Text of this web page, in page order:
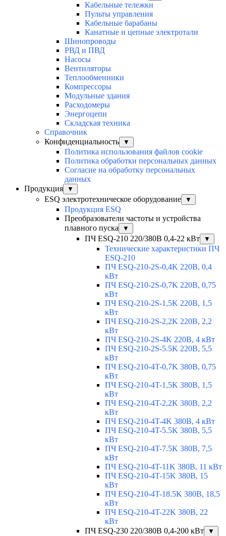
Кабельные тележки
Пульты управления
Кабельные барабаны
Канатные и цепные электротали
Шинопроводы
РВД и ПВД
Насосы
Вентиляторы
Теплообменники
Компрессоры
Модульные здания
Расходомеры
Энергоцепи
Складская техника
Справочник
Конфиденциальность
▼
Политика использования файлов cookie
Политика обработки персональных данных
Согласие на обработку персональных
данных
Продукция
▼
ESQ электротехническое оборудование ▼
Продукция ESQ
Преобразователи частоты и устройства
плавного пуска
▼
ПЧ ESQ-210 220/380В 0,4-22 кВт ▼
Технические характеристики ПЧ
ESQ-210
ПЧ ESQ-210-2S-0,4K 220В, 0,4
кВт
ПЧ ESQ-210-2S-0,7K 220В, 0,75
кВт
ПЧ ESQ-210-2S-1,5K 220В, 1,5
кВт
ПЧ ESQ-210-2S-2,2K 220В, 2,2
кВт
ПЧ ESQ-210-2S-4K 220В, 4 кВт
ПЧ ESQ-210-2S-5.5K 220В, 5,5
кВт
ПЧ ESQ-210-4T-0,7K 380В, 0,75
кВт
ПЧ ESQ-210-4T-1,5K 380В, 1,5
кВт
ПЧ ESQ-210-4T-2,2K 380В, 2,2
кВт
ПЧ ESQ-210-4T-4K 380В, 4 кВт
ПЧ ESQ-210-4T-5.5K 380В, 5,5
кВт
ПЧ ESQ-210-4T-7.5K 380В, 7,5
кВт
ПЧ ESQ-210-4T-11K 380В, 11 кВт
ПЧ ESQ-210-4T-15K 380В, 15
кВт
ПЧ ESQ-210-4T-18.5K 380В, 18,5
кВт
ПЧ ESQ-210-4T-22K 380В, 22
кВт
ПЧ ESQ-230 220/380В 0,4-200 кВт
▼